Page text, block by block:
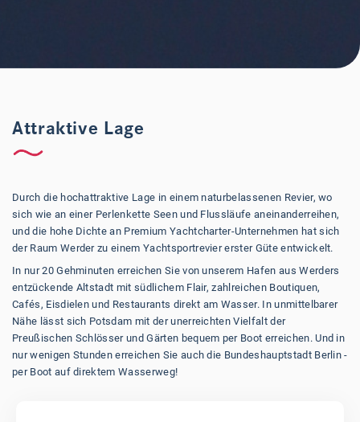
Attraktive Lage
Durch die hochattraktive Lage in einem naturbelassenen Revier, wo
sich wie an einer Perlenkette Seen und Flussläufe aneinanderreihen,
und die hohe Dichte an Premium Yachtcharter-Unternehmen hat sich
der Raum Werder zu einem Yachtsportrevier erster Güte entwickelt.
In nur 20 Gehminuten erreichen Sie von unserem Hafen aus Werders
entzückende Altstadt mit südlichem Flair, zahlreichen Boutiquen,
Cafés, Eisdielen und Restaurants direkt am Wasser. In unmittelbarer
Nähe lässt sich Potsdam mit der unerreichten Vielfalt der
Preußischen Schlösser und Gärten bequem per Boot erreichen. Und in
nur wenigen Stunden erreichen Sie auch die Bundeshauptstadt Berlin -
per Boot auf direktem Wasserweg!